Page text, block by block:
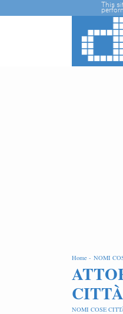
Home - NOMI
NOMI COSE
This